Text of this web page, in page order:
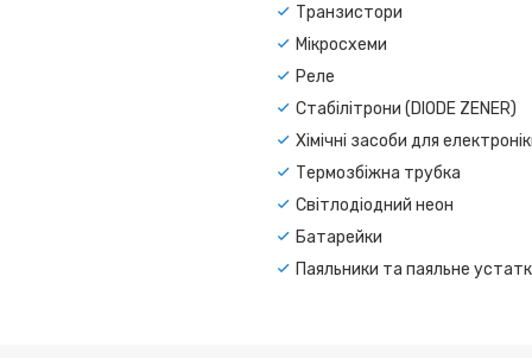
Транзистори
Мікросхеми
Реле
Стабілітрони (DIODE ZENER)
Хімічні засоби для
Термозбіжна трубка
Світлодіодний неон
Батарейки
Паяльники та паяльне